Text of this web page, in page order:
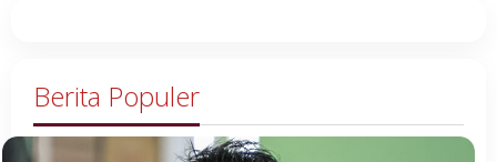
Berita Populer